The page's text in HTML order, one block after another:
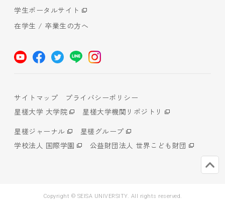
学生ポータルサイト
在学生 / 卒業生の方へ
サイトマップ
プライバシーポリシー
星槎大学 大学院
星槎大学機関リポジトリ
星槎ジャーナル
星槎グループ
学校法人 国際学園
公益財団法人 世界こども財団
Copyright © SEISA UNIVERSITY. All rights reserved.